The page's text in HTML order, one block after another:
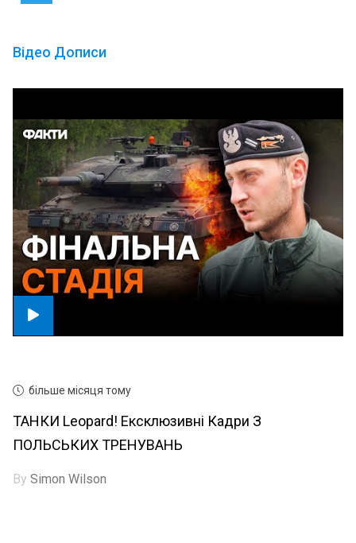
Відео Дописи
більше місяця тому
ТАНКИ Leopard! Ексклюзивні Кадри З
ПОЛЬСЬКИХ ТРЕНУВАНЬ
BySimon Wilson